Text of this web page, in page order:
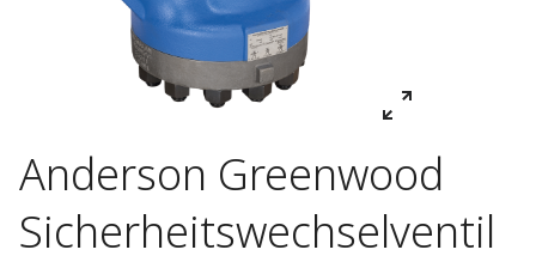
Anderson Greenwood
Sicherheitswechselventil